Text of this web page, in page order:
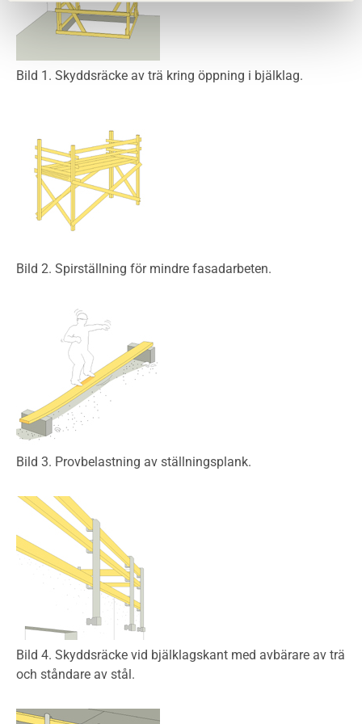
Bild 1. Skyddsräcke av trä kring öppning i bjälklag.
Bild 2. Spirställning för mindre fasadarbeten.
Bild 3. Provbelastning av ställningsplank.
Bild 4. Skyddsräcke vid bjälklagskant med avbärare av trä
och ståndare av stål.